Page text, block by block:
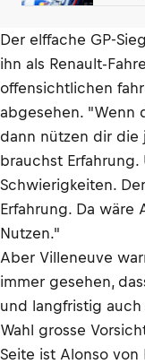
Der elffache GP-
ihn als Renault-
offensichtlichen
abgesehen. "Wenn
dann nützen dir die
brauchst
Schwierigkeiten.
Erfahrung. Da wäre
Nutzen."
Aber Villeneuve
immer gesehen,
und langfristig auch
Wahl grosse
Seite ist Alonso